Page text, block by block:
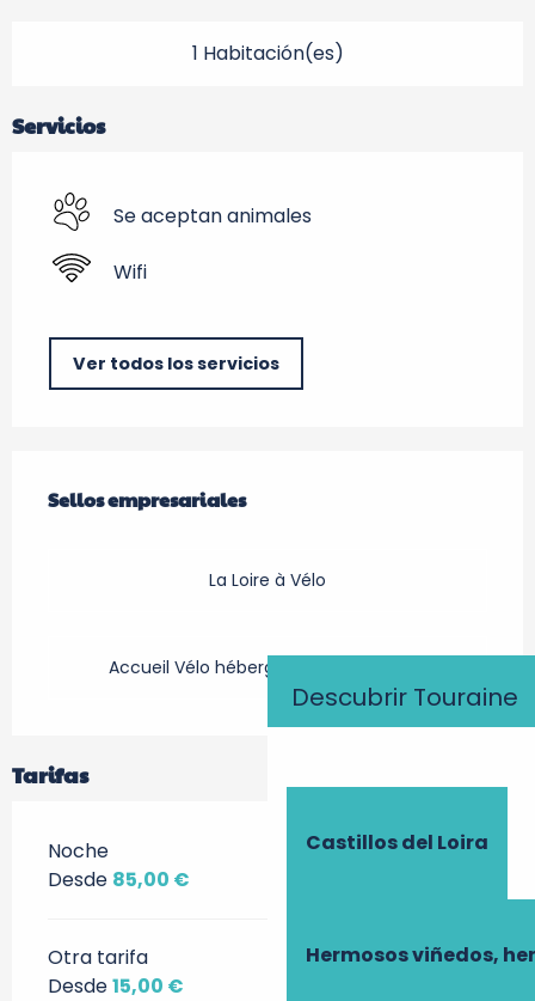
Descubrir Touraine
Castillos del Loira
Hermosos viñedos,
1 Habitación(es)
Servicios
Se aceptan animales
Wifi
Ver todos los servicios
Sellos empresariales
Sellos empresariales
La Loire à Vélo
Accueil Vélo hébergement touristique
Tarifas
Noche
Desde 85,00 €
Otra tarifa
Desde15,00 €